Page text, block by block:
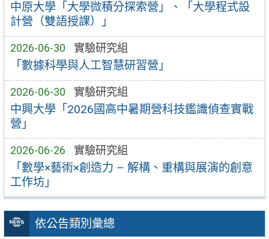
中原大學「大學微積分探索營」、「大學程式設
計營（雙語授課）」
2026-06-30 實驗研究組
「數據科學與人工智慧研習營」
2026-06-30 實驗研究組
中興大學「2026國高中暑期營科技鑑識偵查實戰
營」
2026-06-26 實驗研究組
「數學×藝術×創造力 – 解構、重構與展演的創意
工作坊」
依公告類別彙總